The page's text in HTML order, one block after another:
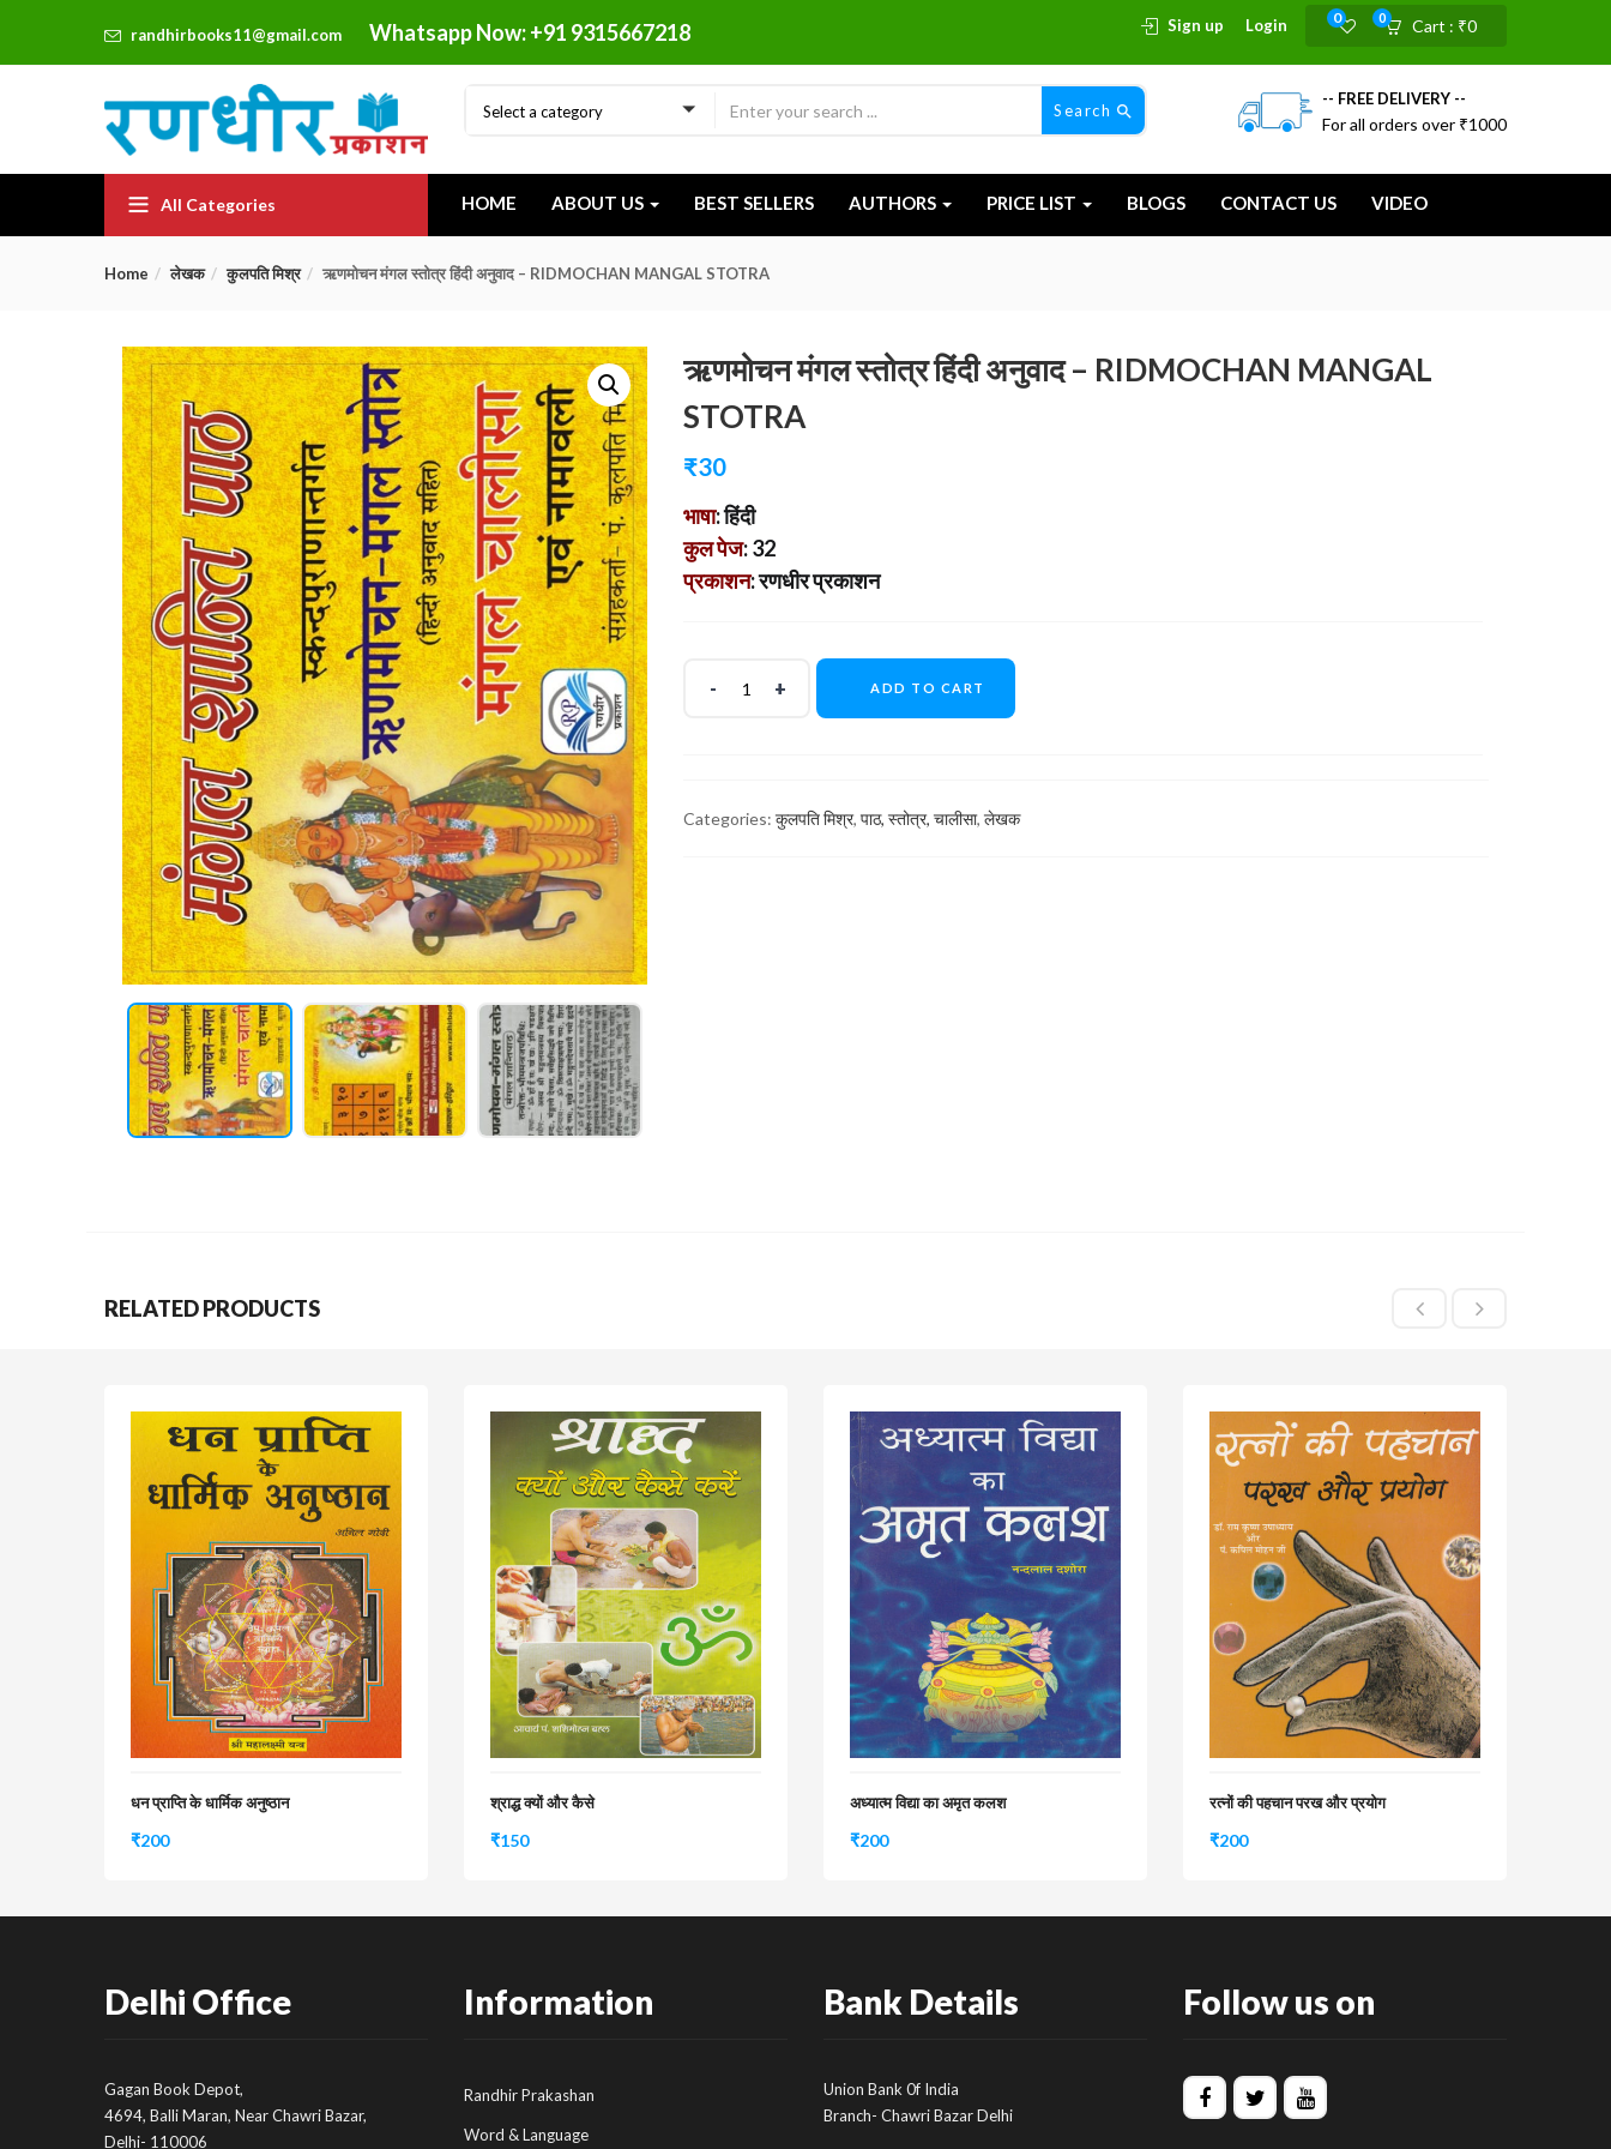
randhirbooks11@gmail.com Whatsapp Now: +91 9315667218 Cart : ₹0
0
0
Sign up Login
Select a category Search
-- FREE DELIVERY --
For all orders over ₹1000
All Categories HOME ABOUT US BEST SELLERS AUTHORS PRICE LIST BLOGS CONTACT US VIDEO
Home लेखक कुलपति मिश्र ऋणमोचन मंगल स्तोत्र हिंदी अनुवाद – RIDMOCHAN MANGAL STOTRA
ऋणमोचन मंगल स्तोत्र हिंदी अनुवाद – RIDMOCHAN MANGAL
STOTRA
₹30
भाषा: हिंदी
कुल पेज: 32
प्रकाशन: रणधीर प्रकाशन
ADD TO CART
Categories: कुलपति मिश्र, पाठ, स्तोत्र, चालीसा, लेखक
RELATED PRODUCTS
धन प्राप्ति के धार्मिक अनुष्ठान
₹200
श्राद्ध क्यों और कैसे
₹150
अध्यात्म विद्या का अमृत कलश
₹200
रत्नों की पहचान परख और प्रयोग
₹200
Delhi Office
Gagan Book Depot,
4694, Balli Maran, Near Chawri Bazar,
Delhi- 110006
Information
Randhir Prakashan
Word & Language
Bank Details
Union Bank 0f India
Branch- Chawri Bazar Delhi
Follow us on